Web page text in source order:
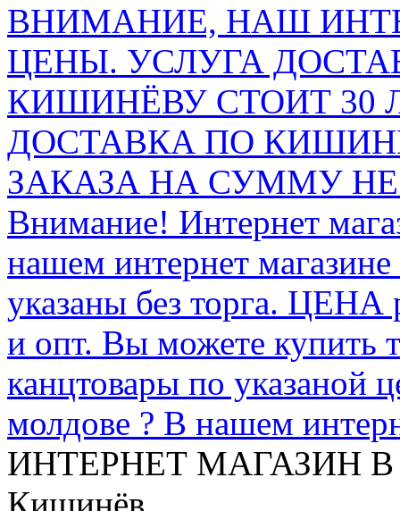
ВНИМАНИЕ, НАШ
ЦЕНЫ. УСЛУГА
КИШИНЁВУ СТОИТ 30
ДОСТАВКА ПО
ЗАКАЗА НА СУММУ НЕ
Внимание! Интернет
нашем интернет
указаны без торга.
и опт. Вы можете купить
канцтовары по указаной
молдове ? В нашем
ИНТЕРНЕТ МАГАЗИН
Кишинёв